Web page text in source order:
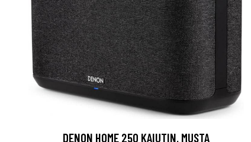
DENON HOME 250 KAIUTIN, MUSTA